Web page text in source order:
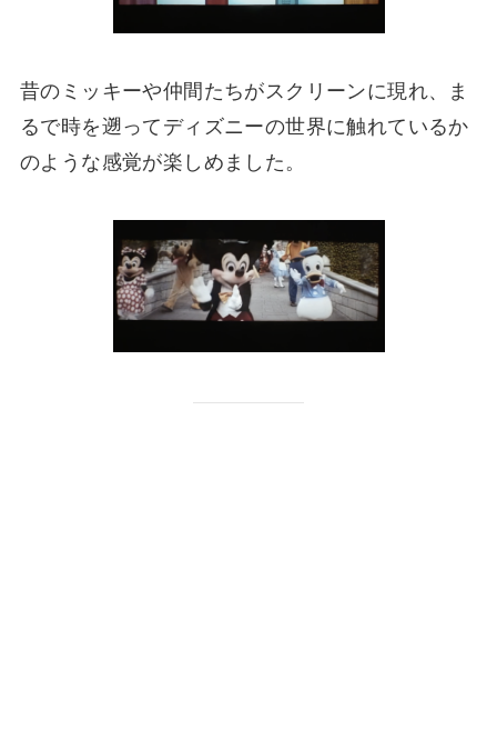
昔のミッキーや仲間たちがスクリーンに現れ、ま
るで時を遡ってディズニーの世界に触れているか
のような感覚が楽しめました。